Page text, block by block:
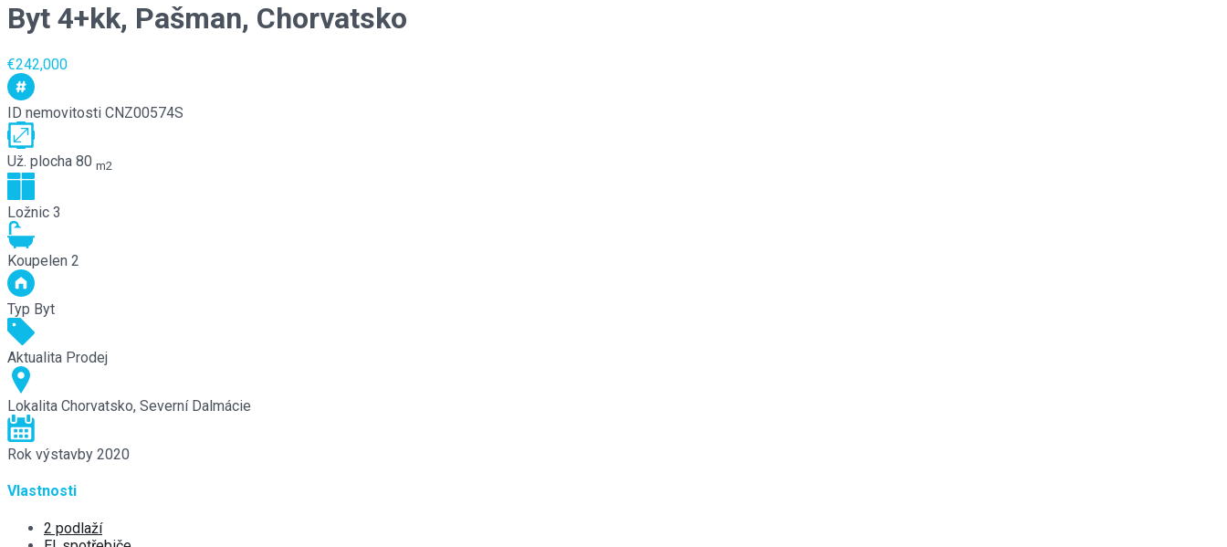
Byt 4+kk, Pašman, Chorvatsko
€242,000
ID nemovitosti CNZ00574S
Už. plocha 80 m2
Ložnic 3
Koupelen 2
Typ Byt
Aktualita Prodej
Lokalita Chorvatsko, Severní Dalmácie
Rok výstavby 2020
Vlastnosti
2 podlaží